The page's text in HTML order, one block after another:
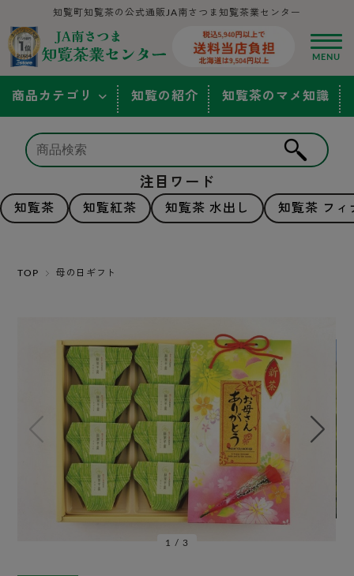
知覧町知覧茶の公式通販JA南さつま知覧茶業センター
商品カテゴリ 知覧の紹介 知覧茶のマメ知識
注目ワード
知覧茶 知覧紅茶 知覧茶 水出し 知覧茶 フィ
TOP 母の日ギフト
1 / 3